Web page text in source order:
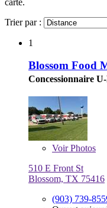
Trier par :
1
Blossom Food
Concessionnaire
VoirPhotos
510 E Front St
Blossom, TX 75416
(903) 739-